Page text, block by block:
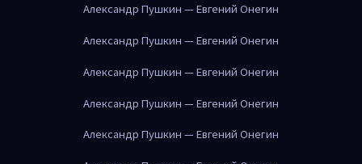
Александр Пушкин — Евгений Онегин
Александр Пушкин — Евгений Онегин
Александр Пушкин — Евгений Онегин
Александр Пушкин — Евгений Онегин
Александр Пушкин — Евгений Онегин